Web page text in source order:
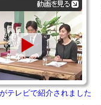
テレビで紹介されました